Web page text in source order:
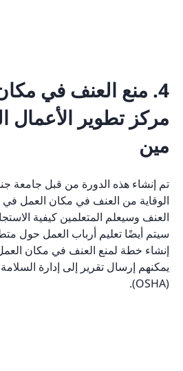
4. منع العنف في
مركز تطوير الأعمال
مين
تم إنشاء هذه الدورة من قبل جامعة
الوقاية من العنف في مكان العمل في
العنف وسيعلم المتعلمين كيفية
سيتم أيضًا تعليم أرباب العمل حول
إنشاء خطة لمنع العنف في مكان
يمكنهم إرسال تقرير إلى إدارة
(OSHA).